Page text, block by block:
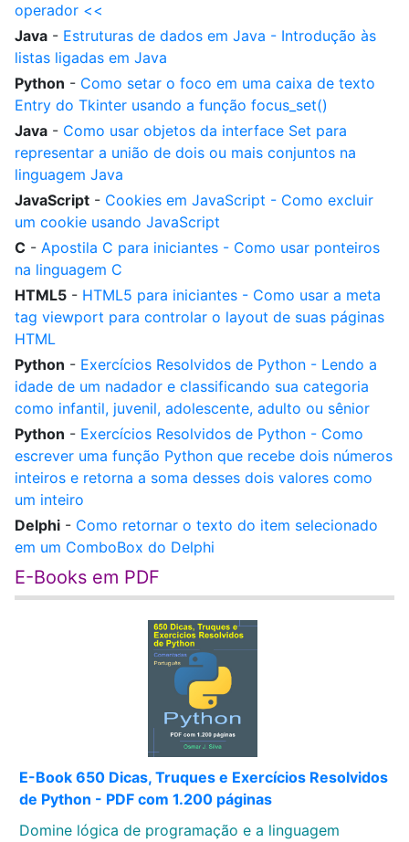
operador <<
Java - Estruturas de dados em Java - Introdução às
listas ligadas em Java
Python - Como setar o foco em uma caixa de texto
Entry do Tkinter usando a função focus_set()
Java - Como usar objetos da interface Set para
representar a união de dois ou mais conjuntos na
linguagem Java
JavaScript - Cookies em JavaScript - Como excluir
um cookie usando JavaScript
C - Apostila C para iniciantes - Como usar ponteiros
na linguagem C
HTML5 - HTML5 para iniciantes - Como usar a meta
tag viewport para controlar o layout de suas páginas
HTML
Python - Exercícios Resolvidos de Python - Lendo a
idade de um nadador e classificando sua categoria
como infantil, juvenil, adolescente, adulto ou sênior
Python - Exercícios Resolvidos de Python - Como
escrever uma função Python que recebe dois números
inteiros e retorna a soma desses dois valores como
um inteiro
Delphi - Como retornar o texto do item selecionado
em um ComboBox do Delphi
E-Books em PDF
E-Book 650 Dicas, Truques e Exercícios Resolvidos
de Python - PDF com 1.200 páginas
Domine lógica de programação e a linguagem